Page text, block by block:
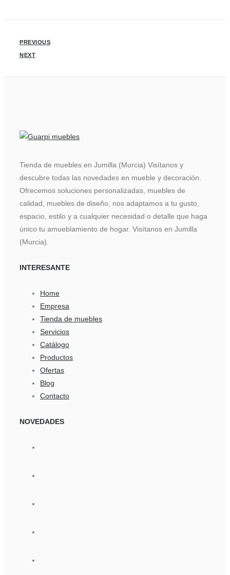
PREVIOUS
NEXT
Tienda de muebles en Jumilla (Murcia) Visítanos y
descubre todas las novedades en mueble y decoración.
Ofrecemos soluciones personalizadas, muebles de
calidad, muebles de diseño, nos adaptamos a tu gusto,
espacio, estilo y a cualquier necesidad o detalle que haga
único tu amueblamiento de hogar. Visítanos en Jumilla
(Murcia).
INTERESANTE
Home
Empresa
Tienda de muebles
Servicios
Catálogo
Productos
Ofertas
Blog
Contacto
NOVEDADES